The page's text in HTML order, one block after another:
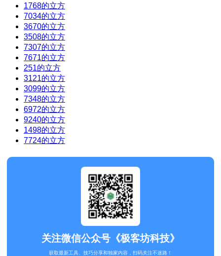
1768的立方
7034的立方
3670的立方
3508的立方
7307的立方
7671的立方
251的立方
3121的立方
3099的立方
7348的立方
6972的立方
9240的立方
1498的立方
7724的立方
关注微信公众号《极客坊科技》
获取最新工具、技巧分享和独家内容，扫码关注不迷路！